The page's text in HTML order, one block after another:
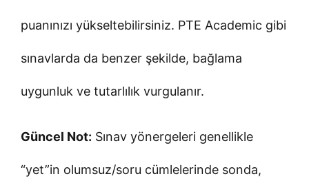
puanınızı yükseltebilirsiniz. PTE Academic gibi
sınavlarda da benzer şekilde, bağlama
uygunluk ve tutarlılık vurgulanır.
Güncel Not: Sınav yönergeleri genellikle
“yet”in olumsuz/soru cümlelerinde sonda,